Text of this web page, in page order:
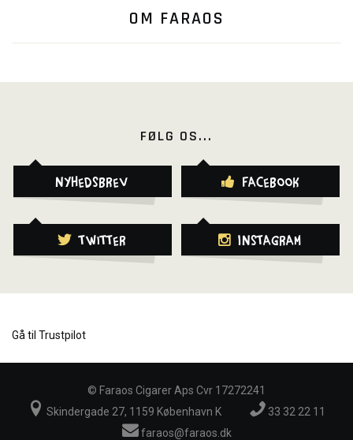
OM FARAOS
FØLG OS...
Nyhedsbrev Facebook
Twitter Instagram
Gå til Trustpilot
© Faraos Cigarer Aps Cvr 17272241
Skindergade 27, 1159 København K
33 32 22 11
faraos@faraos.dk